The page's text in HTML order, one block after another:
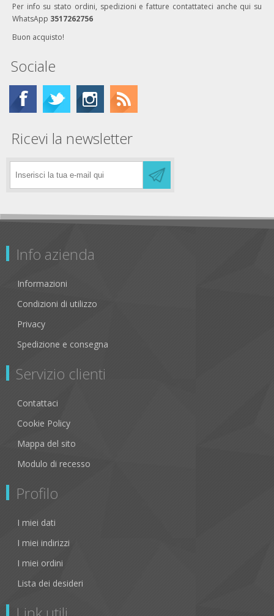
Per info su stato ordini, spedizioni e fatture contattateci anche qui su
WhatsApp 3517262756
Buon acquisto!
Sociale
Ricevi la newsletter
Info azienda
Informazioni
Condizioni di utilizzo
Privacy
Spedizione e consegna
Servizio clienti
Contattaci
Cookie Policy
Mappa del sito
Modulo di recesso
Profilo
I miei dati
I miei indirizzi
I miei ordini
Lista dei desideri